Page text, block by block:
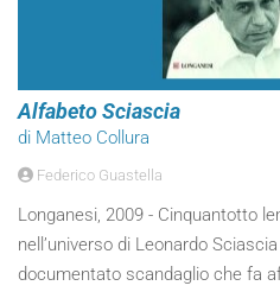
Alfabeto Sciascia
di Matteo Collura
Federico Guastella
Longanesi, 2009 - Cinquantotto
nell’universo di Leonardo
documentato scandaglio che fa